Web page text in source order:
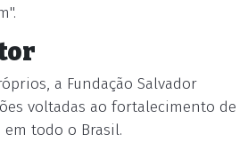
a Fundação Salvador
voltadas ao fortalecimento de
todo o Brasil.